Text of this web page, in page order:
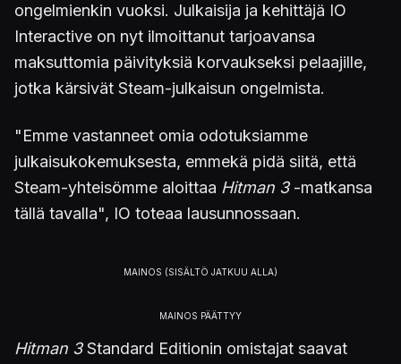
ongelmienkin vuoksi. Julkaisija ja kehittäjä IO
Interactive on nyt ilmoittanut tarjoavansa
maksuttomia päivityksiä korvaukseksi pelaajille,
jotka kärsivät Steam-julkaisun ongelmista.
"Emme vastanneet omia odotuksiamme
julkaisukokemuksesta, emmekä pidä siitä, että
Steam-yhteisömme aloittaa Hitman 3-matkansa
tällä tavalla", IO toteaa lausunnossaan.
Hitman 3Standard Editionin omistajat saavat